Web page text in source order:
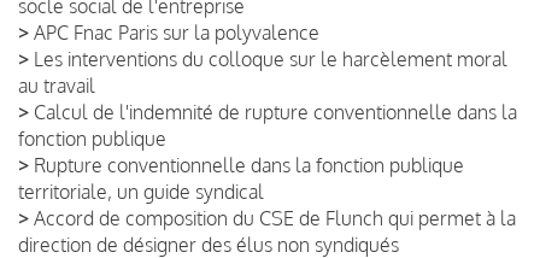
socle social de l'entreprise
> APC Fnac Paris sur la polyvalence
> Les interventions du colloque sur le harcèlement moral
au travail
> Calcul de l'indemnité de rupture conventionnelle dans la
fonction publique
> Rupture conventionnelle dans la fonction publique
territoriale, un guide syndical
> Accord de composition du CSE de Flunch qui permet à la
direction de désigner des élus non syndiqués